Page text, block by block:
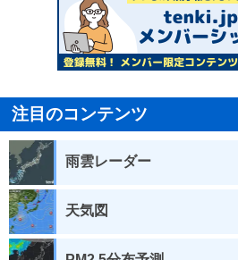
注目のコンテンツ
雨雲レーダー
天気図